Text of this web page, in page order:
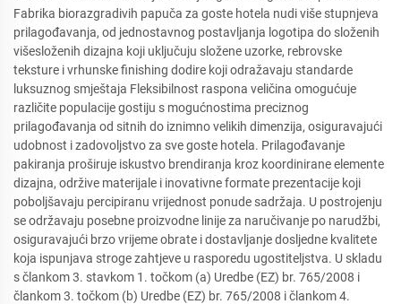
Fabrika biorazgradivih papuča za goste hotela nudi više stupnjeva
prilagođavanja, od jednostavnog postavljanja logotipa do složenih
višesloženih dizajna koji uključuju složene uzorke, rebrovske
teksture i vrhunske finishing dodire koji odražavaju standarde
luksuznog smještaja Fleksibilnost raspona veličina omogućuje
različite populacije gostiju s mogućnostima preciznog
prilagođavanja od sitnih do iznimno velikih dimenzija, osiguravajući
udobnost i zadovoljstvo za sve goste hotela. Prilagođavanje
pakiranja proširuje iskustvo brendiranja kroz koordinirane elemente
dizajna, održive materijale i inovativne formate prezentacije koji
poboljšavaju percipiranu vrijednost ponude sadržaja. U postrojenju
se održavaju posebne proizvodne linije za naručivanje po narudžbi,
osiguravajući brzo vrijeme obrate i dostavljanje dosljedne kvalitete
koja ispunjava stroge zahtjeve u rasporedu ugostiteljstva. U skladu
s člankom 3. stavkom 1. točkom (a) Uredbe (EZ) br. 765/2008 i
člankom 3. točkom (b) Uredbe (EZ) br. 765/2008 i člankom 4.